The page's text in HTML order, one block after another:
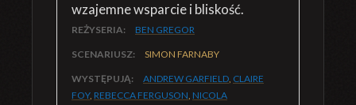
wzajemne wsparcie i bliskość.
REŻYSERIA: BEN GREGOR
SCENARIUSZ: SIMON FARNABY
WYSTĘPUJĄ: ANDREW GARFIELD, CLAIRE
FOY, REBECCA FERGUSON, NICOLA